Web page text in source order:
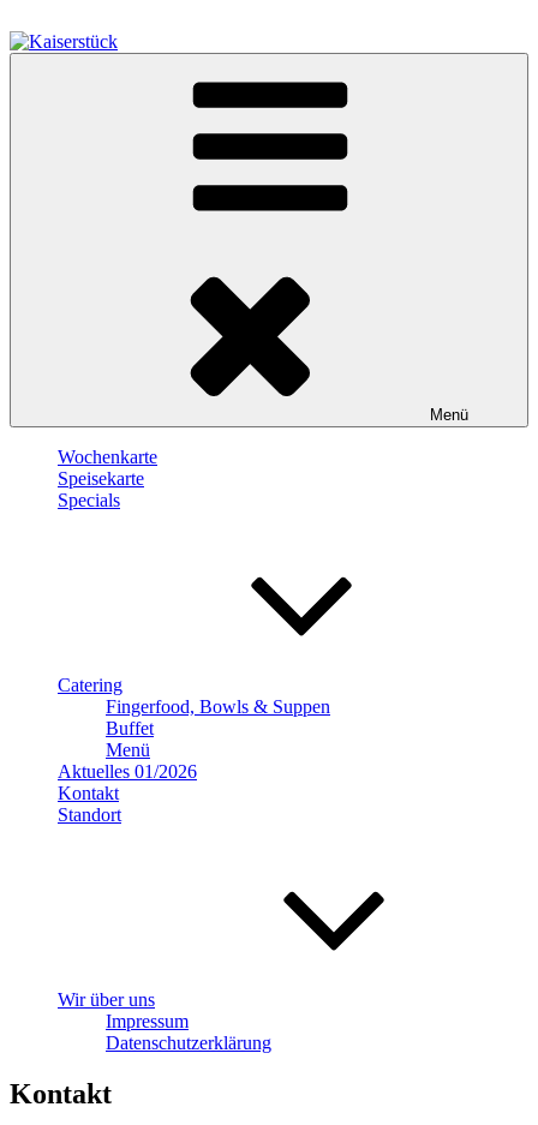
Inhalt
springen
Menü
Wochenkarte
Speisekarte
Specials
Catering
Fingerfood, Bowls & Suppen
Buffet
Menü
Aktuelles 01/2026
Kontakt
Standort
Wir über uns
Impressum
Datenschutzerklärung
Kontakt